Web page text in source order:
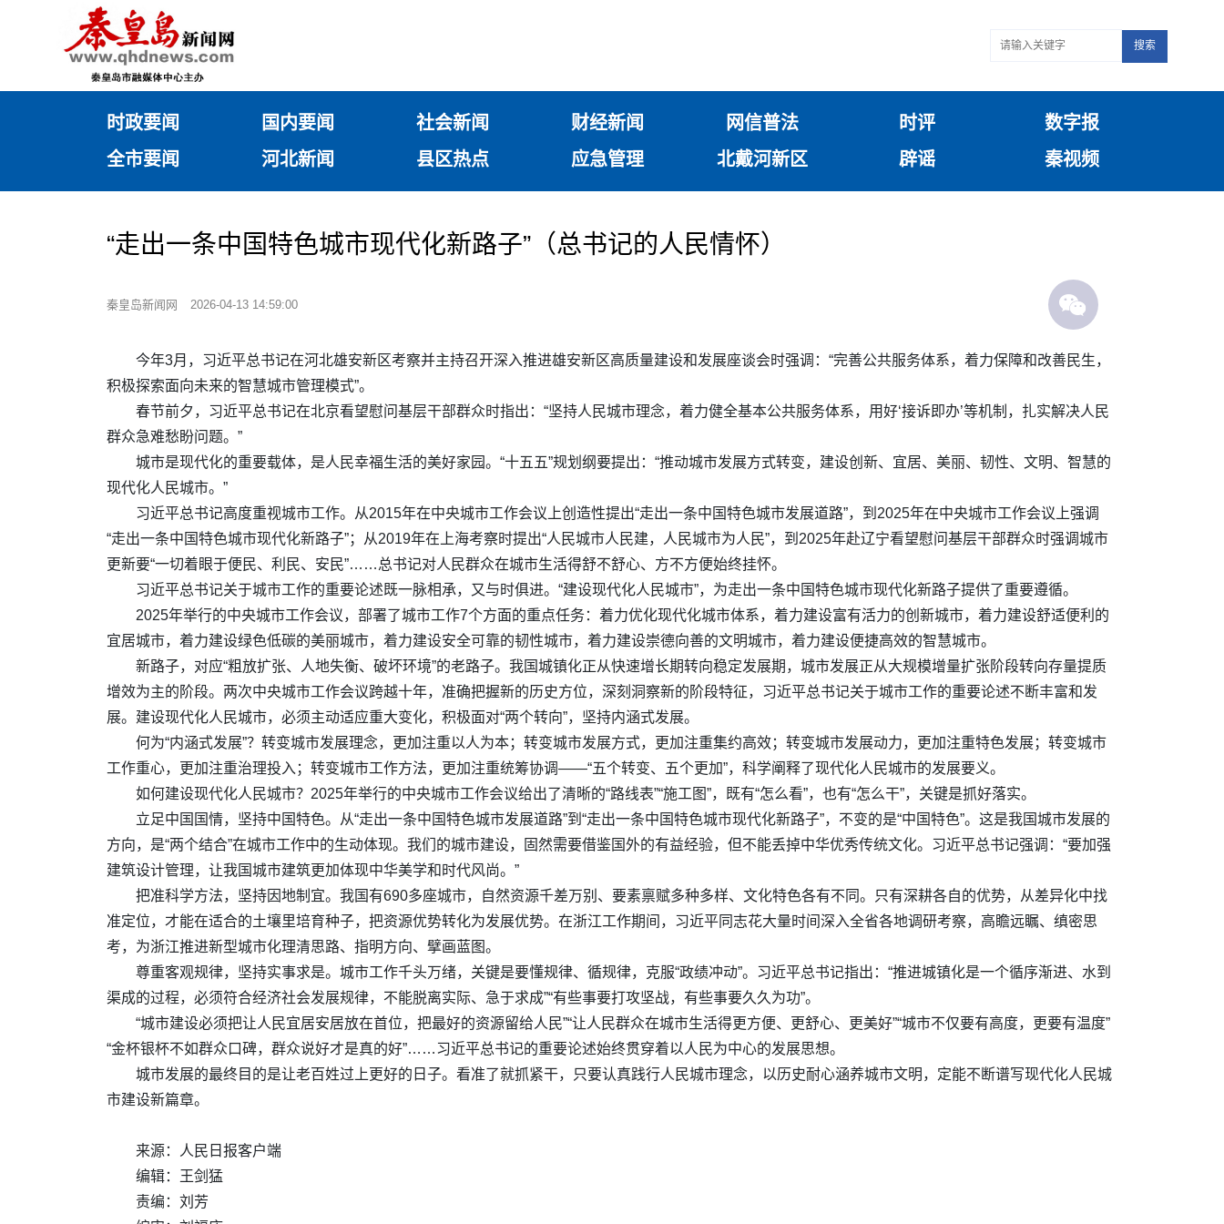
搜索
时政要闻 国内要闻 社会新闻 财经新闻 网信普法 时评
数字报
全市要闻
河北新闻 县区热点 应急管理 北戴河新区 辟谣 秦视频
“走出一条中国特色城市现代化新路子”（总书记的人民情怀）
秦皇岛新闻网 2026-04-13 14:59:00
今年3月，习近平总书记在河北雄安新区考察并主持召开深入推进雄安新区高质量建设和发展座谈会时强调：“完善公共服务体系，着力保障和改善民生，
积极探索面向未来的智慧城市管理模式”。
春节前夕，习近平总书记在北京看望慰问基层干部群众时指出：“坚持人民城市理念，着力健全基本公共服务体系，用好‘接诉即办’等机制，扎实解决人民
群众急难愁盼问题。”
城市是现代化的重要载体，是人民幸福生活的美好家园。“十五五”规划纲要提出：“推动城市发展方式转变，建设创新、宜居、美丽、韧性、文明、智慧的
现代化人民城市。”
习近平总书记高度重视城市工作。从2015年在中央城市工作会议上创造性提出“走出一条中国特色城市发展道路”，到2025年在中央城市工作会议上强调
“走出一条中国特色城市现代化新路子”；从2019年在上海考察时提出“人民城市人民建，人民城市为人民”，到2025年赴辽宁看望慰问基层干部群众时强调城市
更新要“一切着眼于便民、利民、安民”……总书记对人民群众在城市生活得舒不舒心、方不方便始终挂怀。
习近平总书记关于城市工作的重要论述既一脉相承，又与时俱进。“建设现代化人民城市”，为走出一条中国特色城市现代化新路子提供了重要遵循。
2025年举行的中央城市工作会议，部署了城市工作7个方面的重点任务：着力优化现代化城市体系，着力建设富有活力的创新城市，着力建设舒适便利的
宜居城市，着力建设绿色低碳的美丽城市，着力建设安全可靠的韧性城市，着力建设崇德向善的文明城市，着力建设便捷高效的智慧城市。
新路子，对应“粗放扩张、人地失衡、破坏环境”的老路子。我国城镇化正从快速增长期转向稳定发展期，城市发展正从大规模增量扩张阶段转向存量提质
增效为主的阶段。两次中央城市工作会议跨越十年，准确把握新的历史方位，深刻洞察新的阶段特征，习近平总书记关于城市工作的重要论述不断丰富和发
展。建设现代化人民城市，必须主动适应重大变化，积极面对“两个转向”，坚持内涵式发展。
何为“内涵式发展”？转变城市发展理念，更加注重以人为本；转变城市发展方式，更加注重集约高效；转变城市发展动力，更加注重特色发展；转变城市
工作重心，更加注重治理投入；转变城市工作方法，更加注重统筹协调——“五个转变、五个更加”，科学阐释了现代化人民城市的发展要义。
如何建设现代化人民城市？2025年举行的中央城市工作会议给出了清晰的“路线表”“施工图”，既有“怎么看”，也有“怎么干”，关键是抓好落实。
立足中国国情，坚持中国特色。从“走出一条中国特色城市发展道路”到“走出一条中国特色城市现代化新路子”，不变的是“中国特色”。这是我国城市发展的
方向，是“两个结合”在城市工作中的生动体现。我们的城市建设，固然需要借鉴国外的有益经验，但不能丢掉中华优秀传统文化。习近平总书记强调：“要加强
建筑设计管理，让我国城市建筑更加体现中华美学和时代风尚。”
把准科学方法，坚持因地制宜。我国有690多座城市，自然资源千差万别、要素禀赋多种多样、文化特色各有不同。只有深耕各自的优势，从差异化中找
准定位，才能在适合的土壤里培育种子，把资源优势转化为发展优势。在浙江工作期间，习近平同志花大量时间深入全省各地调研考察，高瞻远瞩、缜密思
考，为浙江推进新型城市化理清思路、指明方向、擘画蓝图。
尊重客观规律，坚持实事求是。城市工作千头万绪，关键是要懂规律、循规律，克服“政绩冲动”。习近平总书记指出：“推进城镇化是一个循序渐进、水到
渠成的过程，必须符合经济社会发展规律，不能脱离实际、急于求成”“有些事要打攻坚战，有些事要久久为功”。
“城市建设必须把让人民宜居安居放在首位，把最好的资源留给人民”“让人民群众在城市生活得更方便、更舒心、更美好”“城市不仅要有高度，更要有温度”
“金杯银杯不如群众口碑，群众说好才是真的好”……习近平总书记的重要论述始终贯穿着以人民为中心的发展思想。
城市发展的最终目的是让老百姓过上更好的日子。看准了就抓紧干，只要认真践行人民城市理念，以历史耐心涵养城市文明，定能不断谱写现代化人民城
市建设新篇章。
来源：人民日报客户端
编辑：王剑猛
责编：刘芳